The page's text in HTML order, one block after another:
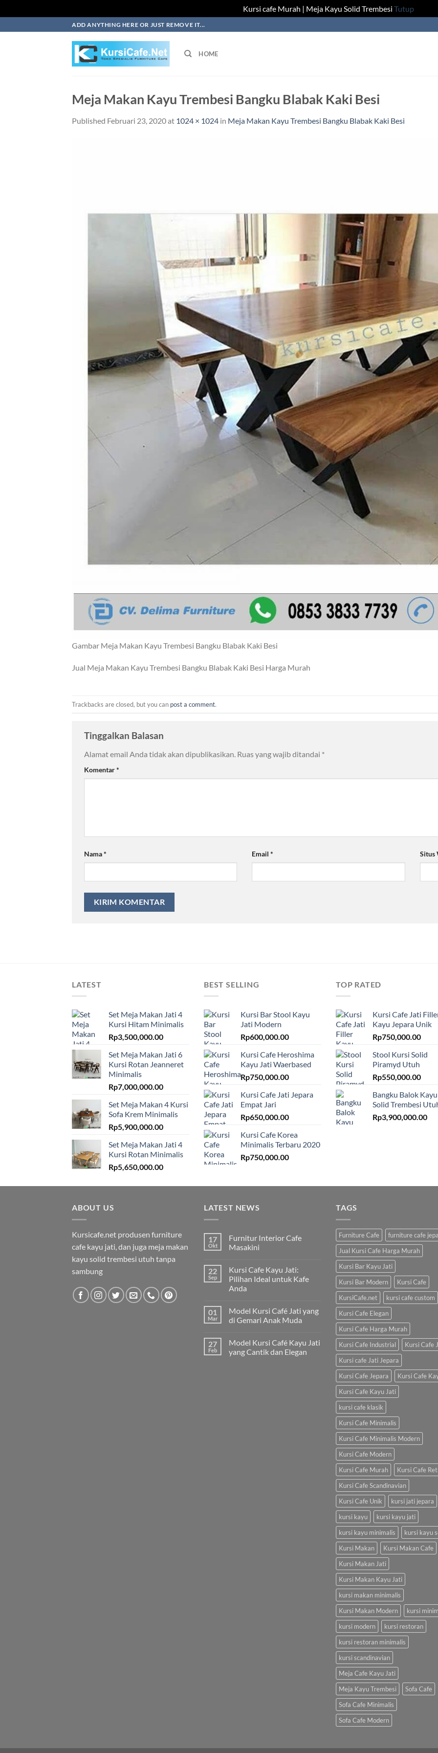
Kursi cafe Murah | Meja Kayu Solid Trembesi Tutup
to
ADD ANYTHING HERE OR JUST REMOVE IT...
HOME
Meja Makan Kayu Trembesi Bangku Blabak Kaki Besi
Published Februari 23, 2020at 1024 × 1024 in Meja Makan Kayu Trembesi Bangku Blabak Kaki Besi
Gambar Meja Makan Kayu Trembesi Bangku Blabak Kaki Besi
Jual Meja Makan Kayu Trembesi Bangku Blabak Kaki Besi Harga Murah
Trackbacks are closed, but you can post a comment.
Tinggalkan Balasan
Alamat email Anda tidak akan dipublikasikan. Ruas yang wajib ditandai *
Komentar*
Nama* Email* Situs
LATEST
Set Meja Makan Jati 4
Kursi Hitam Minimalis
Rp3,500,000.00
Set Meja Makan Jati 6
Kursi Rotan Jeanneret
Minimalis
Rp7,000,000.00
Set Meja Makan 4 Kursi
Sofa Krem Minimalis
Rp5,900,000.00
Set Meja Makan Jati 4
Kursi Rotan Minimalis
Rp5,650,000.00
BEST SELLING
Kursi Bar Stool Kayu
Jati Modern
Rp600,000.00
Kursi Cafe Heroshima
Kayu Jati Waerbased
Rp750,000.00
Kursi Cafe Jati Jepara
Empat Jari
Rp650,000.00
Kursi Cafe Korea
Minimalis Terbaru 2020
Rp750,000.00
TOP RATED
Kursi Cafe Jati
Kayu Jepara Unik
Rp750,000.00
Stool Kursi Solid
Piramyd Utuh
Rp550,000.00
Bangku Balok Kayu
Solid Trembesi
Rp3,900,000.00
ABOUT US
Kursicafe.net produsen furniture
cafe kayu jati, dan juga meja makan
kayu solid trembesi utuh tanpa
sambung
LATEST NEWS
17
Okt
Furnitur Interior Cafe
Masakini
22
Sep
Kursi Cafe Kayu Jati:
Pilihan Ideal untuk Kafe
Anda
01
Mar
Model Kursi Café Jati yang
di Gemari Anak Muda
27
Feb
Model Kursi Café Kayu Jati
yang Cantik dan Elegan
TAGS
Furniture Cafe
furniture cafe
Jual Kursi Cafe Harga Murah
Kursi Bar Kayu Jati
Kursi Bar Modern
Kursi Cafe
KursiCafe.net
kursi cafe custom
Kursi Cafe Elegan
Kursi Cafe Harga Murah
Kursi Cafe Industrial
Kursi Cafe
Kursi cafe Jati Jepara
Kursi Cafe Jepara
Kursi Cafe
Kursi Cafe Kayu Jati
kursi cafe klasik
Kursi Cafe Minimalis
Kursi Cafe Minimalis Modern
Kursi Cafe Modern
Kursi Cafe Murah
Kursi Cafe
Kursi Cafe Scandinavian
Kursi Cafe Unik
kursi jati jepara
kursi kayu
kursi kayu jati
kursi kayu minimalis
kursi kayu
Kursi Makan
Kursi Makan Cafe
Kursi Makan Jati
Kursi Makan Kayu Jati
kursi makan minimalis
Kursi Makan Modern
kursi
kursi modern
kursi restoran
kursi restoran minimalis
kursi scandinavian
Meja Cafe Kayu Jati
Meja Kayu Trembesi
Sofa Cafe
Sofa Cafe Minimalis
Sofa Cafe Modern